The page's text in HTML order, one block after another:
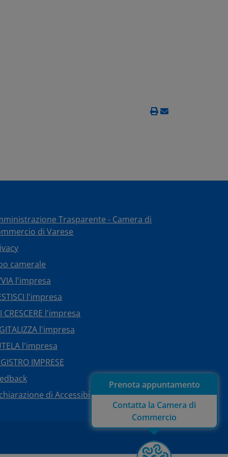
Prenota appuntamento
Contatta la Camera di
Commercio
Trasparente - Camera di
di Varese
camerale
l'impresa
l'impresa
CRESCERE l'impresa
l'impresa
l'impresa
IMPRESE
di Accessibilità